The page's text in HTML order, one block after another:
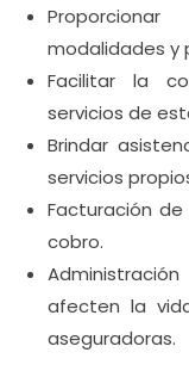
modalidades y
Facilitar la
servicios de
Brindar
servicios
Facturación
cobro.
afecten la
aseguradoras.